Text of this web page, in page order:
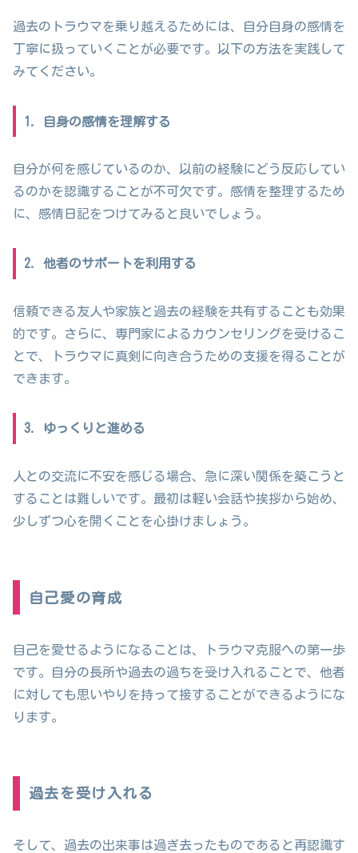
過去のトラウマを乗り越えるためには、自分自身の感情を
丁寧に扱っていくことが必要です。以下の方法を実践して
みてください。
1. 自身の感情を理解する
自分が何を感じているのか、以前の経験にどう反応してい
るのかを認識することが不可欠です。感情を整理するため
に、感情日記をつけてみると良いでしょう。
2. 他者のサポートを利用する
信頼できる友人や家族と過去の経験を共有することも効果
的です。さらに、専門家によるカウンセリングを受けるこ
とで、トラウマに真剣に向き合うための支援を得ることが
できます。
3. ゆっくりと進める
人との交流に不安を感じる場合、急に深い関係を築こうと
することは難しいです。最初は軽い会話や挨拶から始め、
少しずつ心を開くことを心掛けましょう。
自己愛の育成
自己を愛せるようになることは、トラウマ克服への第一歩
です。自分の長所や過去の過ちを受け入れることで、他者
に対しても思いやりを持って接することができるようにな
ります。
過去を受け入れる
そして、過去の出来事は過ぎ去ったものであると再認識す